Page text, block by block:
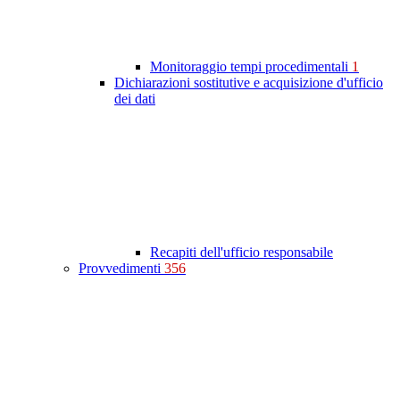
Monitoraggio tempi procedimentali 1
Dichiarazioni sostitutive e acquisizione d'ufficio
dei dati
Recapiti dell'ufficio responsabile
Provvedimenti 356